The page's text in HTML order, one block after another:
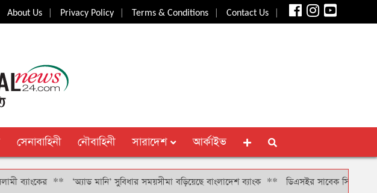
About Us| Privacy Policy| Terms & Conditions| Contact Us|
সেনাবাহিনী নৌবাহিনী সারাদেশ আর্কাইভ
**‘অ্যাড মানি’ সুবিধার সময়সীমা বড়িয়েছে বাংলাদেশ ব্যাংক** ডিএসইর সাবেক সিআরও খাইরুল